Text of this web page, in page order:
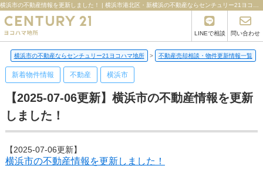
LINEで相談 問い合わせ
横浜市の不動産ならセンチュリー21ヨコハマ地所 > 不動産売却相談・物件更新情報一覧
新着物件情報 不動産 横浜市
【2025-07-06更新】横浜市の不動産情報を更新
しました！
【2025-07-06更新】
横浜市の不動産情報を更新しました！